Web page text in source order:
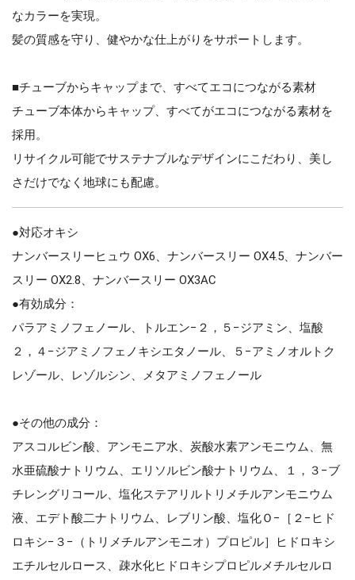
なカラーを実現。
髪の質感を守り、健やかな仕上がりをサポートします。
■チューブからキャップまで、すべてエコにつながる素材
チューブ本体からキャップ、すべてがエコにつながる素材を
採用。
リサイクル可能でサステナブルなデザインにこだわり、美し
さだけでなく地球にも配慮。
●対応オキシ
ナンバースリーヒュウ OX6、ナンバースリー OX4.5、ナンバー
スリー OX2.8、ナンバースリー OX3AC
●有効成分：
パラアミノフェノール、トルエン−２，５−ジアミン、塩酸
２，４−ジアミノフェノキシエタノール、５−アミノオルトク
レゾール、レゾルシン、メタアミノフェノール
●その他の成分：
アスコルビン酸、アンモニア水、炭酸水素アンモニウム、無
水亜硫酸ナトリウム、エリソルビン酸ナトリウム、１，３−ブ
チレングリコール、塩化ステアリルトリメチルアンモニウム
液、エデト酸二ナトリウム、レブリン酸、塩化Ｏ−［２−ヒド
ロキシ−３−（トリメチルアンモニオ）プロピル］ヒドロキシ
エチルセルロース、疎水化ヒドロキシプロピルメチルセルロ